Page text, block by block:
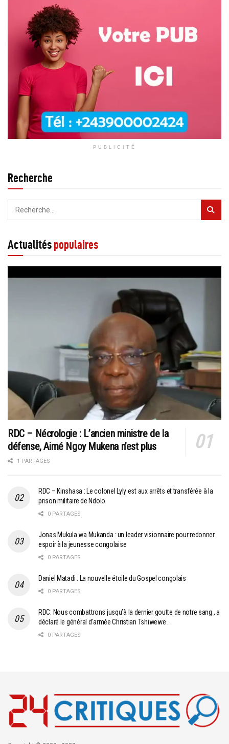
PUBLICITÉ
Recherche
Actualitéspopulaires
RDC – Nécrologie : L’ancien ministre de la
défense, Aimé Ngoy Mukena n’est plus
1 PARTAGES
RDC – Kinshasa : Le colonel Lyly est aux arrêts et transférée à la
prison militaire de Ndolo
0 PARTAGES
Jonas Mukula wa Mukanda : un leader visionnaire pour redonner
espoir à la jeunesse congolaise
0 PARTAGES
Daniel Matadi : La nouvelle étoile du Gospel congolais
0 PARTAGES
RDC: Nous combattrons jusqu’à la dernier goutte de notre sang , a
déclaré le général d’armée Christian Tshiwewe .
0 PARTAGES